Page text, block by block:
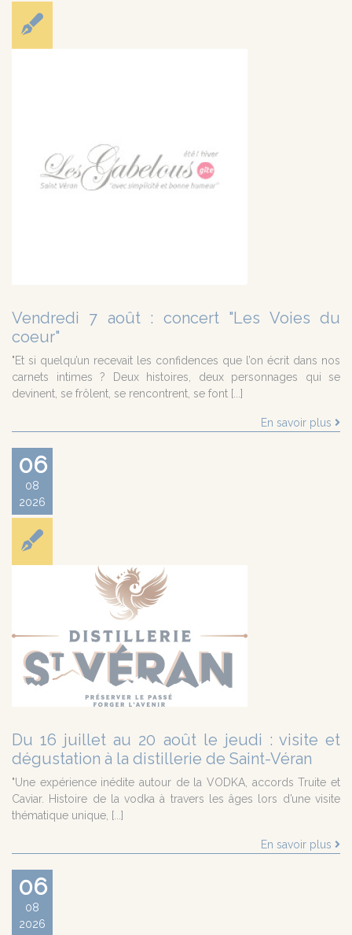
Vendredi 7 août : concert "Les Voies du
coeur"
"Et si quelqu’un recevait les confidences que l’on écrit dans nos
carnets intimes ? Deux histoires, deux personnages qui se
devinent, se frôlent, se rencontrent, se font [...]
En savoir plus
06
08
2026
Du 16 juillet au 20 août le jeudi : visite et
dégustation à la distillerie de Saint-Véran
"Une expérience inédite autour de la VODKA, accords Truite et
Caviar. Histoire de la vodka à travers les âges lors d’une visite
thématique unique, [...]
En savoir plus
06
08
2026